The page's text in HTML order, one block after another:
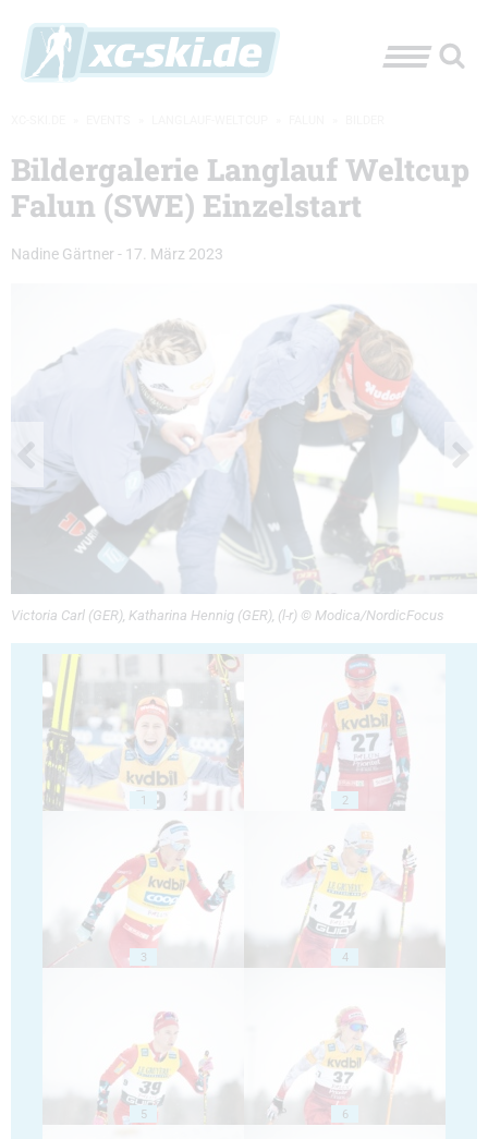
Bildergalerie Langlauf Weltcup
Falun (SWE) Einzelstart
Nadine Gärtner - 17. März 2023
Victoria Carl (GER), Katharina Hennig (GER), (l-r) © Modica/NordicFocus
1 2
3 4
5 6